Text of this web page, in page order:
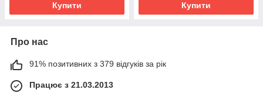
Купити Купити
Про нас
91% позитивних з 379 відгуків за рік
Працює з 21.03.2013